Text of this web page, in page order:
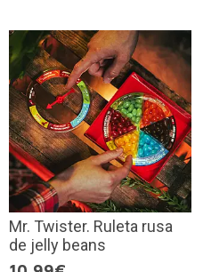
Mr. Twister. Ruleta rusa
de jelly beans